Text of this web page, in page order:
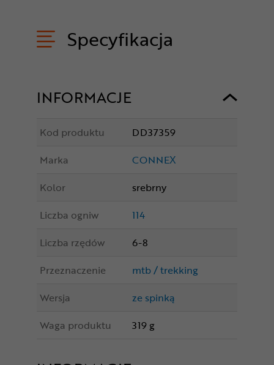
Specyfikacja
INFORMACJE
Kod produktu
DD37359
Marka
CONNEX
Kolor
srebrny
Liczba ogniw
114
Liczba rzędów
6-8
Przeznaczenie
mtb / trekking
Wersja
ze spinką
Waga produktu
319 g